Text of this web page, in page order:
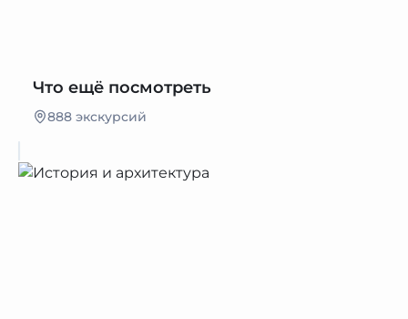
Что ещё посмотреть
888 экскурсий